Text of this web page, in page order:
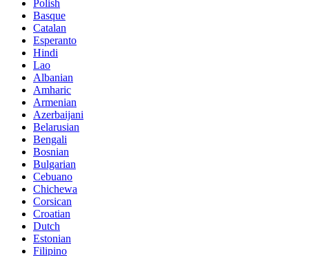
Polish
Basque
Catalan
Esperanto
Hindi
Lao
Albanian
Amharic
Armenian
Azerbaijani
Belarusian
Bengali
Bosnian
Bulgarian
Cebuano
Chichewa
Corsican
Croatian
Dutch
Estonian
Filipino